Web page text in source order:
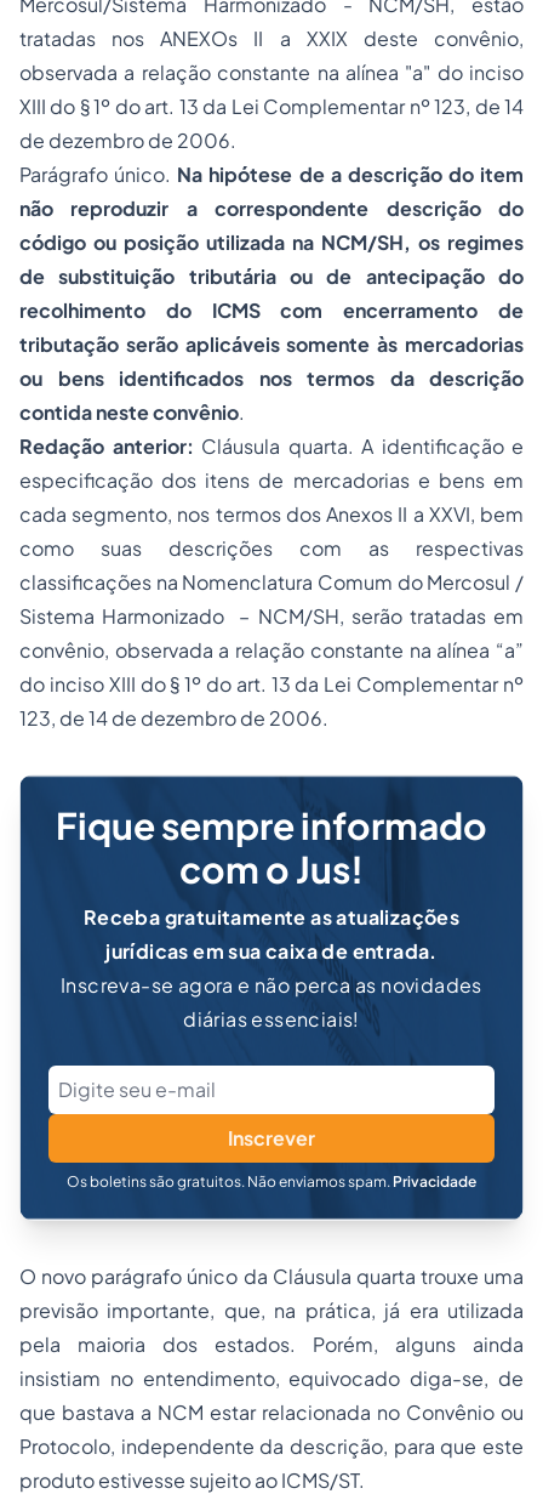
tratadas nos ANEXOs II a XXIX deste convênio,
observada a relação constante na alínea "a" do inciso
XIII do § 1º do art. 13 da Lei Complementar nº 123, de 14
de dezembro de 2006.
Parágrafo único. Na hipótese de a descrição do item
não reproduzir a correspondente descrição do
código ou posição utilizada na NCM/SH, os regimes
de substituição tributária ou de antecipação do
recolhimento do ICMS com encerramento de
tributação serão aplicáveis somente às mercadorias
ou bens identificados nos termos da descrição
contida neste convênio.
Redação anterior: Cláusula quarta. A identificação e
especificação dos itens de mercadorias e bens em
cada segmento, nos termos dos Anexos II a XXVI, bem
como suas descrições com as respectivas
classificações na Nomenclatura Comum do Mercosul /
Sistema Harmonizado – NCM/SH, serão tratadas em
convênio, observada a relação constante na alínea “a”
do inciso XIII do § 1º do art. 13 da Lei Complementar nº
123, de 14 de dezembro de 2006.
Fique sempre informado
com o Jus!
Receba gratuitamente as atualizações
jurídicas em sua caixa de entrada.
Inscreva-se agora e não perca as novidades
diárias essenciais!
Inscrever
Os boletins são gratuitos. Não enviamos spam. Privacidade
O novo parágrafo único da Cláusula quarta trouxe uma
previsão importante, que, na prática, já era utilizada
pela maioria dos estados. Porém, alguns ainda
insistiam no entendimento, equivocado diga-se, de
que bastava a NCM estar relacionada no Convênio ou
Protocolo, independente da descrição, para que este
produto estivesse sujeito ao ICMS/ST.